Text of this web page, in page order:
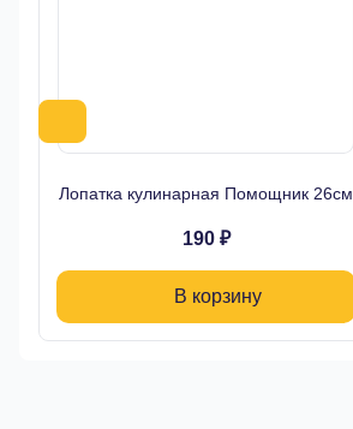
Лопатка кулинарная Помощник 26см
190 ₽
В корзину